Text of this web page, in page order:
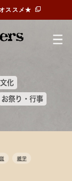
化
お祭り・行事
ススメ★
雑学